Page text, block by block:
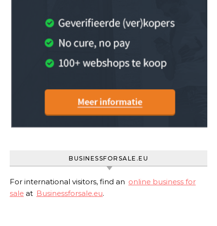
BUSINESSFORSALE.EU
For international visitors, find an online business for
sale at Businessforsale.eu.